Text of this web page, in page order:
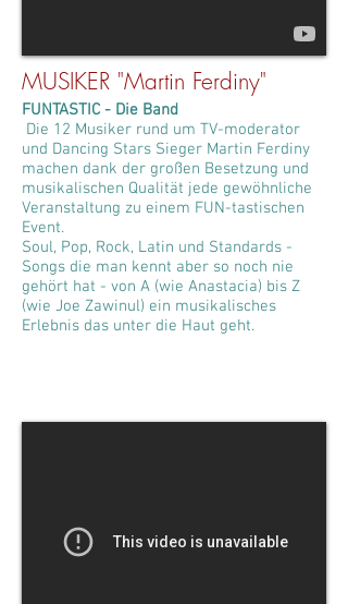
MUSIKER "Martin Ferdiny"
FUNTASTIC - Die Band
Die 12 Musiker rund um TV-moderator
und Dancing Stars Sieger Martin Ferdiny
machen dank der großen Besetzung und
musikalischen Qualität jede gewöhnliche
Veranstaltung zu einem FUN-tastischen
Event.
Soul, Pop, Rock, Latin und Standards -
Songs die man kennt aber so noch nie
gehört hat - von A (wie Anastacia) bis Z
(wie Joe Zawinul) ein musikalisches
Erlebnis das unter die Haut geht.